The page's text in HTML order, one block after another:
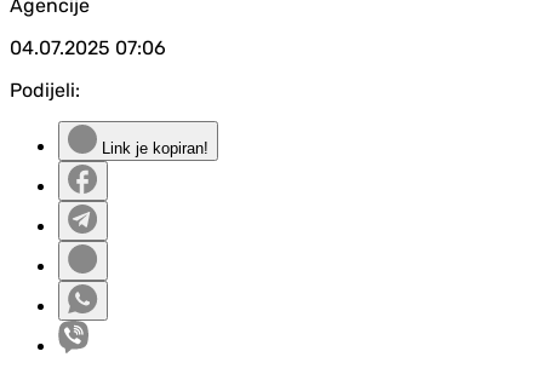
Agencije
04.07.2025 07:06
Podijeli:
Link je kopiran!